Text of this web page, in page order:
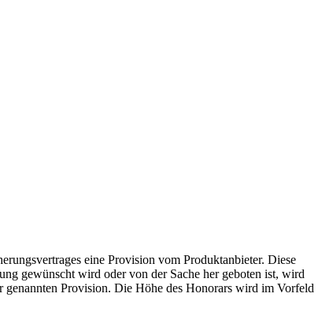
eine Provision vom Produktanbieter. Diese
gewünscht wird oder von der Sache her geboten ist, wird
Provision. Die Höhe des Honorars wird im Vorfeld